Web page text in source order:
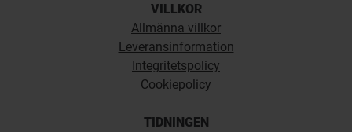
VILLKOR
Allmänna villkor
Leveransinformation
Integritetspolicy
Cookiepolicy
TIDNINGEN